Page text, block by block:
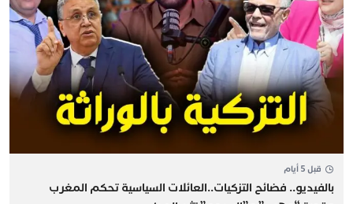
قبل 5 أيام
بالفيديو.. فضائح التزكيات..العائلات السياسية تحكم المغرب